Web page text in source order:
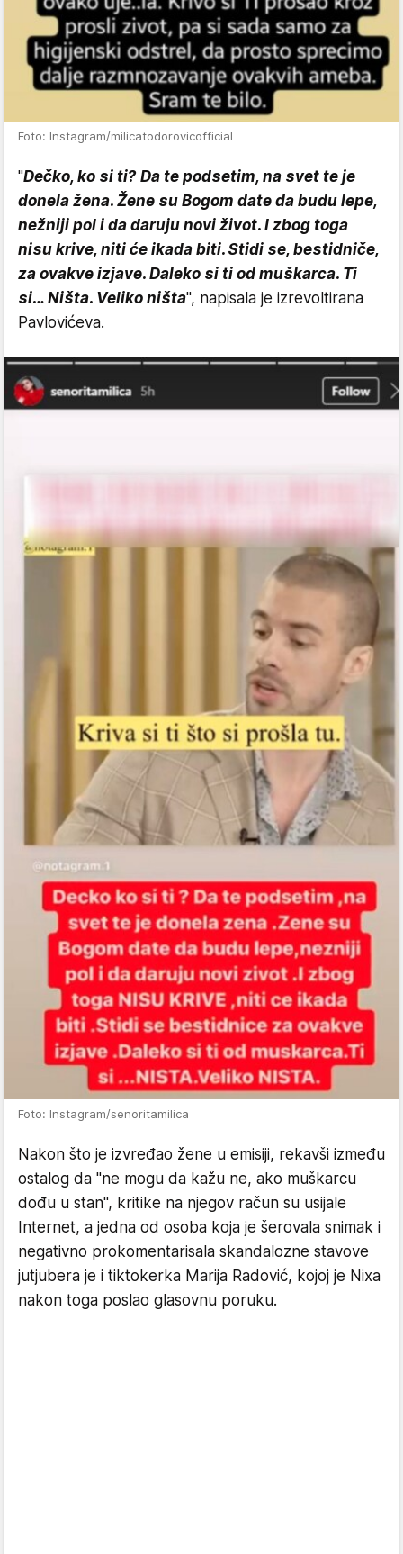
Foto: Instagram/milicatodorovicofficial
"Dečko, ko si ti? Da te podsetim, na svet te je
donela žena. Žene su Bogom date da budu lepe,
nežniji pol i da daruju novi život. I zbog toga
nisu krive, niti će ikada biti. Stidi se, bestidniče,
za ovakve izjave. Daleko si ti od muškarca. Ti
si… Ništa. Veliko ništa", napisala je izrevoltirana
Pavlovićeva.
Foto: Instagram/senoritamilica
Nakon što je izvređao žene u emisiji, rekavši između
ostalog da "ne mogu da kažu ne, ako muškarcu
dođu u stan", kritike na njegov račun su usijale
Internet, a jedna od osoba koja je šerovala snimak i
negativno prokomentarisala skandalozne stavove
jutjubera je i tiktokerka Marija Radović, kojoj je Nixa
nakon toga poslao glasovnu poruku.